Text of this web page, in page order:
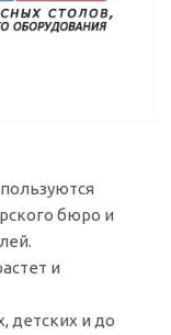
бюро и
и
и до